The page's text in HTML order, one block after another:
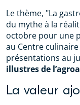
Le thème, "La
du mythe à la
octobre pour une
au Centre
présentations au
illustres de
La valeur